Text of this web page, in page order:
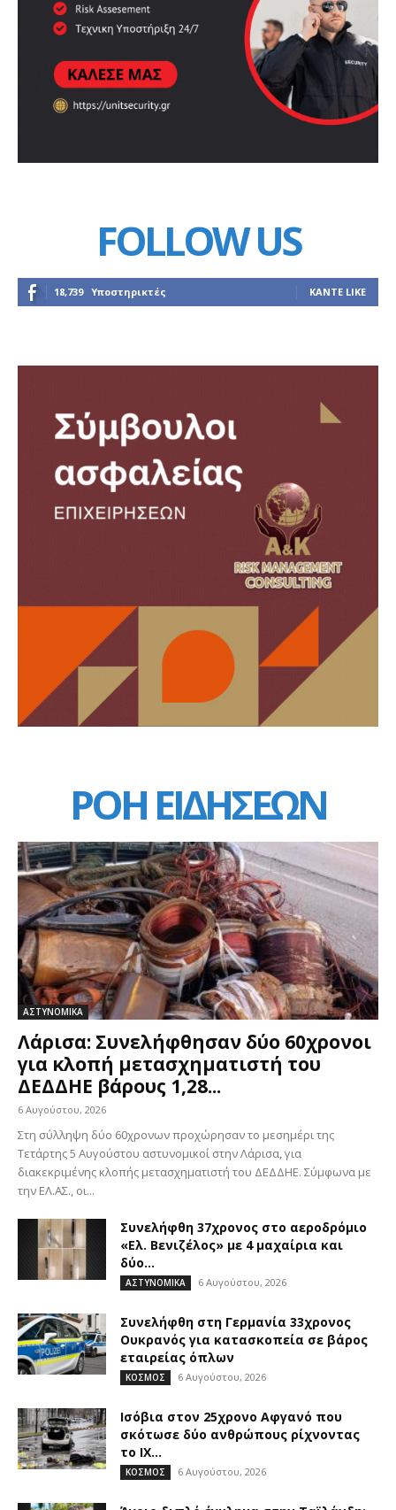
FOLLOW US
18,739 Υποστηρικτές ΚΆΝΤΕ LIKE
ΡΟΗ ΕΙΔΗΣΕΩΝ
ΑΣΤΥΝΟΜΙΚΑ
Λάρισα: Συνελήφθησαν δύο 60χρονοι
για κλοπή μετασχηματιστή του
ΔΕΔΔΗΕ βάρους 1,28...
6 Αυγούστου, 2026
Στη σύλληψη δύο 60χρονων προχώρησαν το μεσημέρι της
Τετάρτης 5 Αυγούστου αστυνομικοί στην Λάρισα, για
διακεκριμένης κλοπής μετασχηματιστή του ΔΕΔΔΗΕ. Σύμφωνα με
την ΕΛ.ΑΣ., οι...
Συνελήφθη 37χρονος στο αεροδρόμιο
«Ελ. Βενιζέλος» με 4 μαχαίρια και
δύο...
ΑΣΤΥΝΟΜΙΚΑ 6 Αυγούστου, 2026
Συνελήφθη στη Γερμανία 33χρονος
Ουκρανός για κατασκοπεία σε βάρος
εταιρείας όπλων
ΚΟΣΜΟΣ 6 Αυγούστου, 2026
Ισόβια στον 25χρονο Αφγανό που
σκότωσε δύο ανθρώπους ρίχνοντας
το ΙΧ...
ΚΟΣΜΟΣ 6 Αυγούστου, 2026